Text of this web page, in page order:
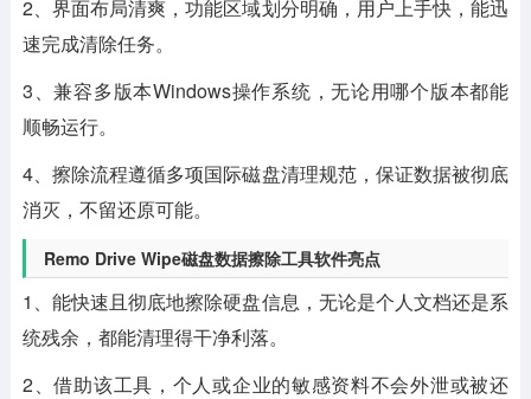
2、界面布局清爽，功能区域划分明确，用户上手快，能迅
速完成清除任务。
3、兼容多版本Windows操作系统，无论用哪个版本都能
顺畅运行。
4、擦除流程遵循多项国际磁盘清理规范，保证数据被彻底
消灭，不留还原可能。
Remo Drive Wipe磁盘数据擦除工具软件亮点
1、能快速且彻底地擦除硬盘信息，无论是个人文档还是系
统残余，都能清理得干净利落。
2、借助该工具，个人或企业的敏感资料不会外泄或被还